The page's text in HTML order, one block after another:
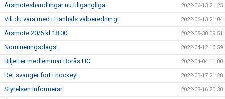
Årsmöteshandlingar nu tillgängliga 2022-06-13 21:25
Vill du vara med i Hanhals valberedning! 2022-06-13 21:04
Årsmöte 20/6 kl 18:00 2022-05-30 09:51
Nomineringsdags! 2022-04-12 10:59
Biljetter medlemmar Borås HC 2022-04-04 11:00
Det svänger fort i hockey! 2022-03-17 21:28
Styrelsen informerar 2022-03-16 20:30